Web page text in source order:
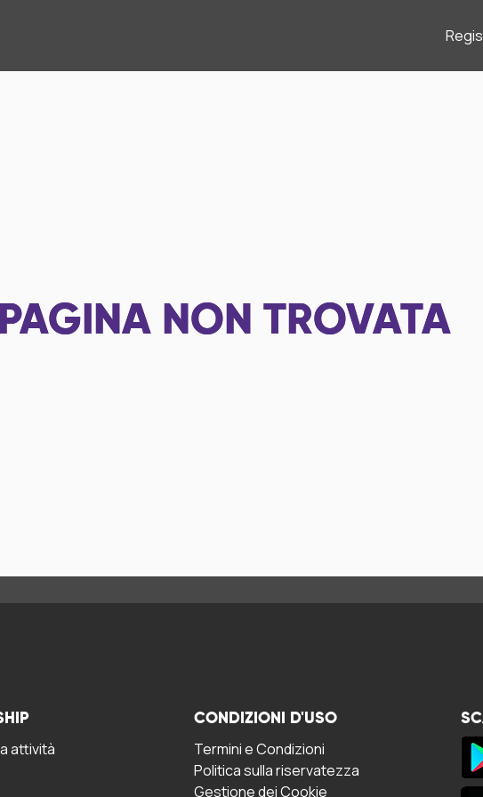
PAGINA NON TROVATA
attività
CONDIZIONI D'USO
Termini e Condizioni
Politica sulla riservatezza
Gestione dei Cookie